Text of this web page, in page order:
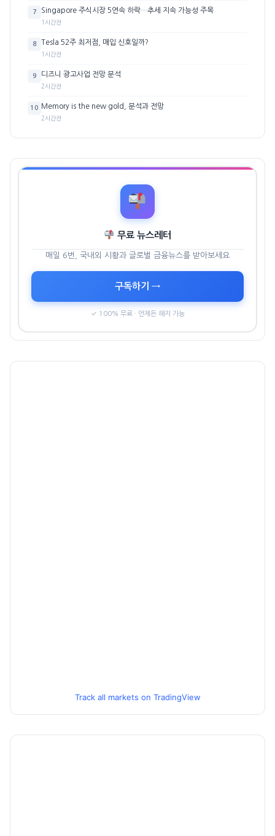
7 Singapore 주식시장 5연속 하락…추세 지속 가능성 주목
1시간전
8 Tesla 52주 최저점, 매입 신호일까?
1시간전
9 디즈니 광고사업 전망 분석
2시간전
10 Memory is the new gold, 분석과 전망
2시간전
무료 뉴스레터
매일 6번, 국내외 시황과 글로벌 금융뉴스를 받아보세요
구독하기 →
✓ 100% 무료 · 언제든 해지 가능
Track all markets on TradingView